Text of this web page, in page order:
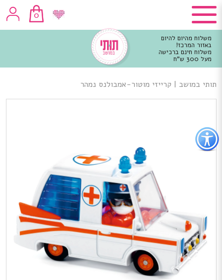
כפתור
לפתיחת
תפריט
נגישות
0
משלוח מהיום להיום
באזור המרכז!
משלוח חינם ברכישה
מעל 300 ש"ח
מרכזי
תותי במושב | קרייזי מוטור-אמבולנס נמהר